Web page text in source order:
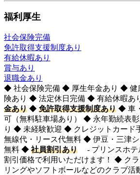
福利厚生
社会保険完備
免許取得支援制度あり
有給休暇あり
賞与あり
退職金あり
◆ 社会保険完備 ◆ 厚生年金あり ◆ 健
険あり ◆ 法定休日完備 ◆ 有給休暇あ
金あり ◆ 免許取得支援制度あり ◆ 車
可（無料駐車場あり） ◆ 永年勤続表
り ◆ 未経験歓迎 ◆ クレジットカード
無線代・リース代無料 ◆ 伊豆・三津
無料 ◆ 社員割引あり - プリンスホテ
割引価格で利用いただけます！ ◆ ク
リングやソフトボールなどのクラブ活